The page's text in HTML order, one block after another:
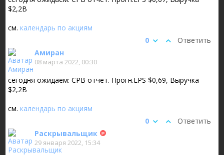
$2,2B
см.календарь по акциям
Ответить
0
Амиран
08 марта 2022, 00:30
сегодня ожидаем: CPB отчет. Прогн.EPS $0,69, Выручка
$2,2B
см.календарь по акциям
Ответить
0
Раскрывальщик
29 января 2022, 15:34